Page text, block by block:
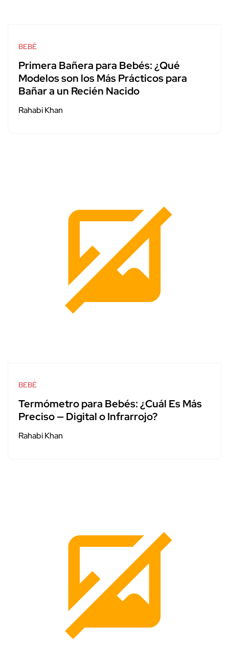
BEBÉ
Primera Bañera para Bebés: ¿Qué
Modelos son los Más Prácticos para
Bañar a un Recién Nacido
Rahabi Khan
BEBÉ
Termómetro para Bebés: ¿Cuál Es Más
Preciso — Digital o Infrarrojo?
Rahabi Khan